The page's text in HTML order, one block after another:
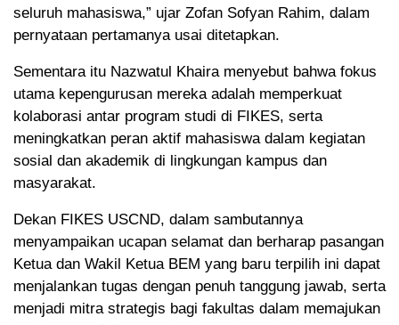
seluruh mahasiswa,” ujar Zofan Sofyan Rahim, dalam
pernyataan pertamanya usai ditetapkan.
Sementara itu Nazwatul Khaira menyebut bahwa fokus
utama kepengurusan mereka adalah memperkuat
kolaborasi antar program studi di FIKES, serta
meningkatkan peran aktif mahasiswa dalam kegiatan
sosial dan akademik di lingkungan kampus dan
masyarakat.
Dekan FIKES USCND, dalam sambutannya
menyampaikan ucapan selamat dan berharap pasangan
Ketua dan Wakil Ketua BEM yang baru terpilih ini dapat
menjalankan tugas dengan penuh tanggung jawab, serta
menjadi mitra strategis bagi fakultas dalam memajukan